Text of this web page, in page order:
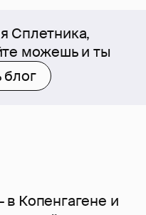
Сплетника,
можешь и ты
блог
в Копенгагене и